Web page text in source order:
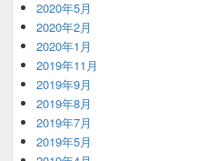
2020年5月
2020年2月
2020年1月
2019年11月
2019年9月
2019年8月
2019年7月
2019年5月